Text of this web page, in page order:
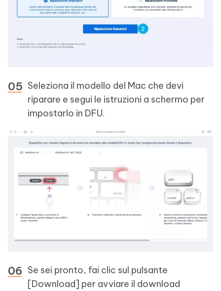
Seleziona il modello del Mac che devi
riparare e segui le istruzioni a schermo per
impostarlo in DFU.
Se sei pronto, fai clic sul pulsante
[Download] per avviare il download